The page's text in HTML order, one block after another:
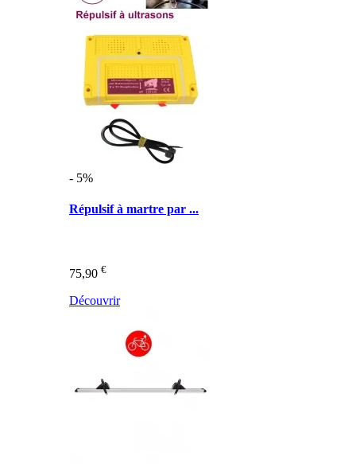
- 5%
Répulsif à martre par ...
75,90 €
Découvrir